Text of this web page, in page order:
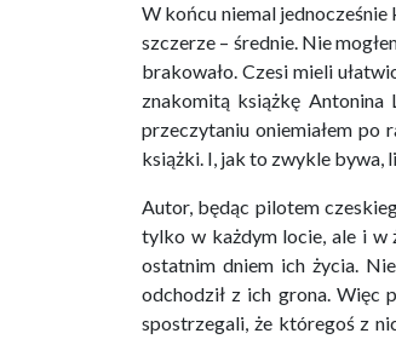
W końcu niemal
szczerze – średnie. Nie
brakowało. Czesi mieli
znakomitą książkę Antonina
przeczytaniu oniemiałem po
książki. I, jak to zwykle bywa,
Autor, będąc pilotem
tylko w każdym locie, ale i w
ostatnim dniem ich życia.
odchodził z ich grona. Więc
spostrzegali, że któregoś z